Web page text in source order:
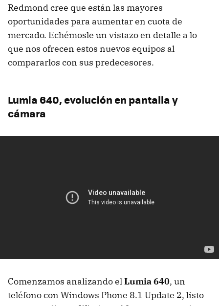
Redmond cree que están las mayores
oportunidades para aumentar en cuota de
mercado. Echémosle un vistazo en detalle a lo
que nos ofrecen estos nuevos equipos al
compararlos con sus predecesores.
Lumia 640, evolución en pantalla y
cámara
Comenzamos analizando elLumia 640, un
teléfono con Windows Phone 8.1 Update 2, listo